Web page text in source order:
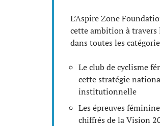
L’Aspire Zone
cette ambition à travers
dans toutes les
Le club de cyclisme
cette stratégie
institutionnelle
Les épreuves
chiffrés de la Vision